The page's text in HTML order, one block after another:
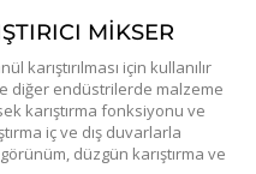
MİKSER
karıştırılması için kullanılır
diğer endüstrilerde malzeme
karıştırma fonksiyonu ve
iç ve dış duvarlarla
düzgün karıştırma ve